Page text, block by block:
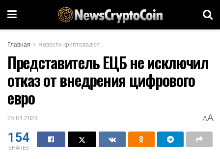
Главная Новости криптовалют
Представитель ЕЦБ не исключил
отказ от внедрения цифрового
евро
25.04.2023 AA
154
SHARES